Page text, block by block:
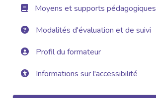
Moyens et supports pédagogiques
Modalités d'évaluation et de suivi
Profil du formateur
Informations sur l'accessibilité